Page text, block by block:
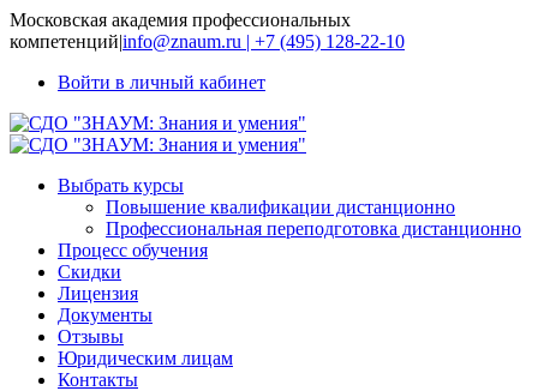
Московская академия профессиональных
компетенций|info@znaum.ru | +7 (495) 128-22-10
Войти в личный кабинет
Выбрать курсы
Повышение квалификации дистанционно
Профессиональная переподготовка дистанционно
Процесс обучения
Скидки
Лицензия
Документы
Отзывы
Юридическим лицам
Контакты